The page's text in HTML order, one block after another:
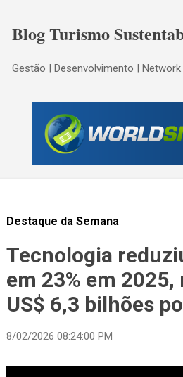
Blog Turismo
Gestão | Desenvolvimento | Network
Destaque da Semana
Tecnologia
em 23% em
US$ 6,3 bilhões
8/02/2026 08:24:00 PM